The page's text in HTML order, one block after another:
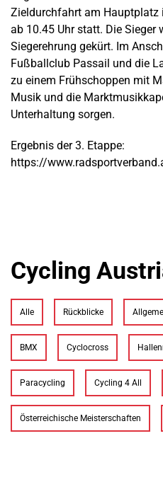
Zieldurchfahrt am
ab 10.45 Uhr statt. Die Sieger
Siegerehrung gekürt. Im
Fußballclub Passail und die
zu einem Frühschoppen mit
Musik und die
Unterhaltung sorgen.
Ergebnis der 3. Etappe:
https://
Cycling
Alle Rückblicke
BMX Cyclocross
Paracycling Cycling 4 All
Österreichische Meisterschaften